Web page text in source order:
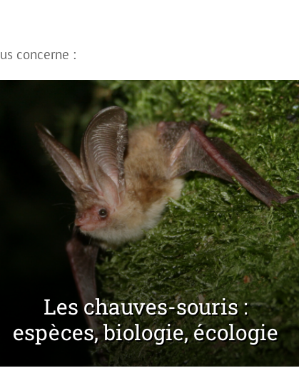
concerne :
Les chauves-souris :
espèces, biologie, écologie